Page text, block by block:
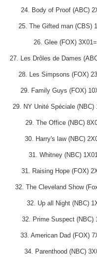
24. Body of Proof (ABC)
25. The Gifted man (CBS)
26. Glee (FOX)
27. Les Drôles de Dames
28. Les Simpsons (FOX)
29. Family Guys (FOX)
29. NY Unité Spéciale (NBC)
29. The Office (NBC)
30. Harry's law (NBC)
31. Whitney (NBC)
31. Raising Hope (FOX)
32. The Cleveland Show
32. Up all Night (NBC)
32. Prime Suspect (NBC)
33. American Dad (FOX)
34. Parenthood (NBC)